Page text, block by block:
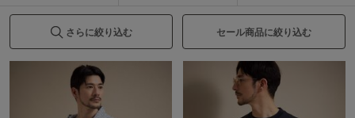
さらに絞り込む セール商品に絞り込む